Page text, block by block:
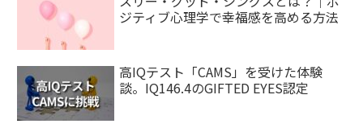
ジティブ心理学で幸福感を高める方法
高IQテスト「CAMS」を受けた体験
談。IQ146.4のGIFTED EYES認定